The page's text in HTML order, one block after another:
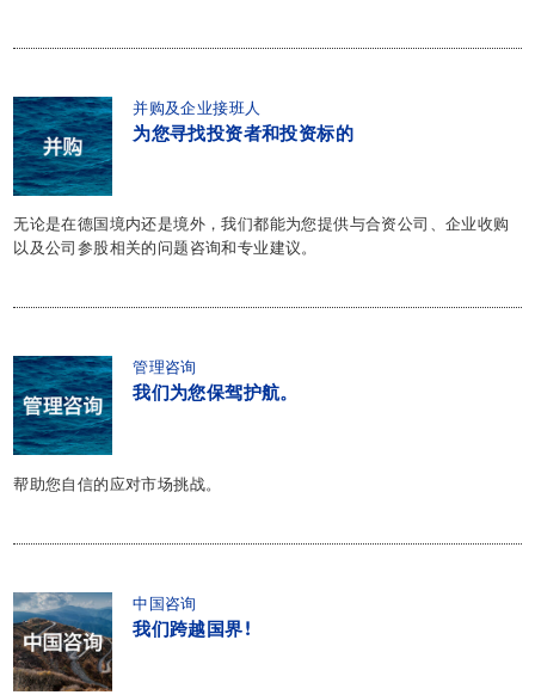
并购及企业接班人
为您寻找投资者和投资标的
无论是在德国境内还是境外，我们都能为您提供与合资公司、企业收购
以及公司参股相关的问题咨询和专业建议。
管理咨询
我们为您保驾护航。
帮助您自信的应对市场挑战。
中国咨询
我们跨越国界!